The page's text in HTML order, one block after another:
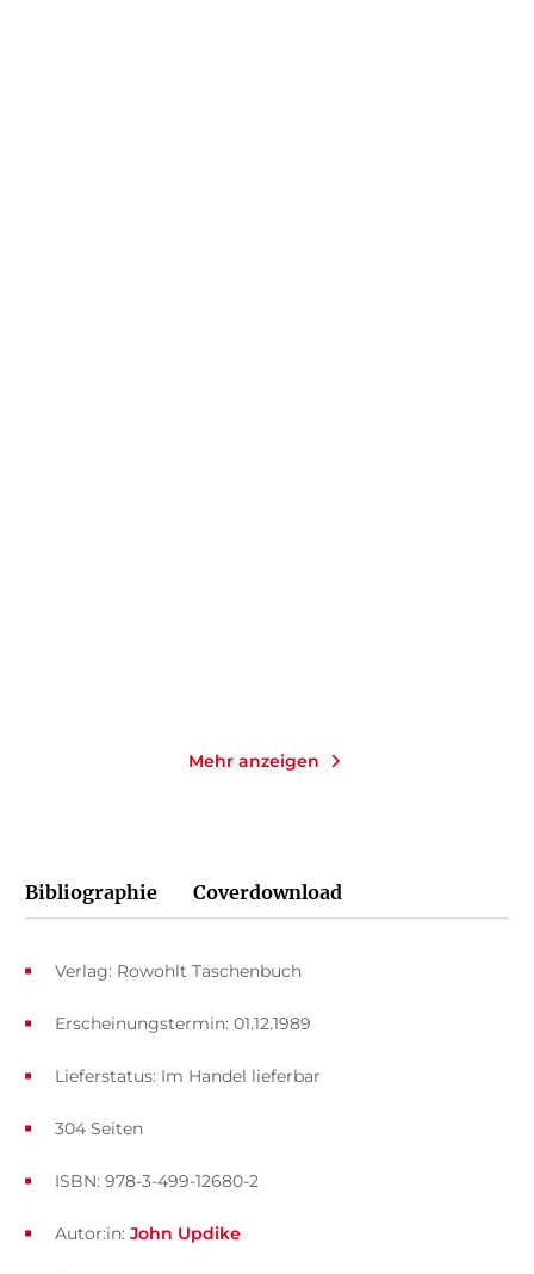
Mehr anzeigen
Bibliographie Coverdownload
Verlag: Rowohlt Taschenbuch
Erscheinungstermin: 01.12.1989
Lieferstatus: Im Handel lieferbar
ISBN: 978-3-499-12680-2
304 Seiten
Autor:in: John Updike